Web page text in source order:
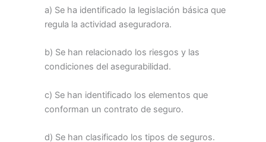
a) Se ha identificado la legislación básica que
regula la actividad aseguradora.
b) Se han relacionado los riesgos y las
condiciones del asegurabilidad.
c) Se han identificado los elementos que
conforman un contrato de seguro.
d) Se han clasificado los tipos de seguros.